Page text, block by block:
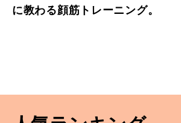
に教わる顔筋トレーニング。